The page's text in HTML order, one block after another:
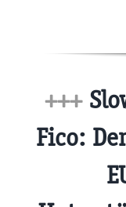
+++
Fico: